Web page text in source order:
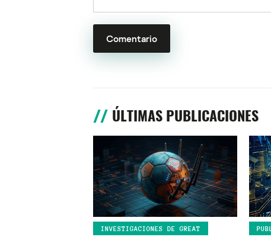
ÚLTIMAS PUBLICACIONES
INVESTIGACIONES DE GREAT